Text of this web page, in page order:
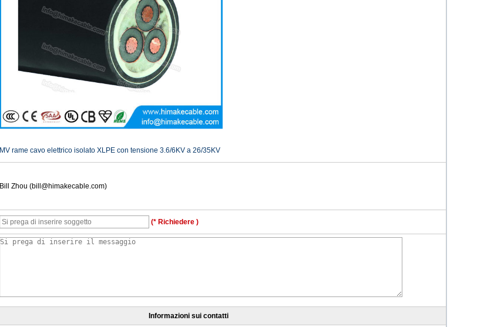
MV rame cavo elettrico isolato XLPE con tensione 3.6/6KV a 26/35KV
Bill Zhou (bill@himakecable.com)
(* Richiedere )
Informazioni sui contatti